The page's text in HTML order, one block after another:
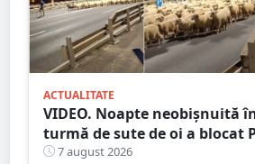
ACTUALITATE
VIDEO. Noapte neobișnuită
turmă de sute de oi a blocat
Gest de apreciat al ciobanului
7 august 2026